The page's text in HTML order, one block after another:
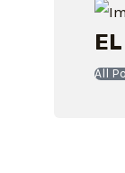
All